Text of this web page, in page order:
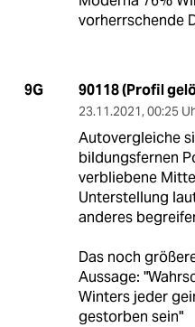
vorherrschende
9G 90118 (Profil
23.11.2021, 00:25
Autovergleiche
bildungsfernen
verbliebene
Unterstellung
anderes
Das noch
Aussage:
Winters jeder
gestorben sein"